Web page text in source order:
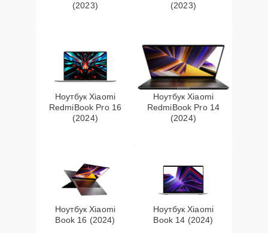
(2023)
(2023)
Ноутбук Xiaomi
RedmiBook Pro 16
(2024)
Ноутбук Xiaomi
RedmiBook Pro 14
(2024)
Ноутбук Xiaomi
Book 16 (2024)
Ноутбук Xiaomi
Book 14 (2024)